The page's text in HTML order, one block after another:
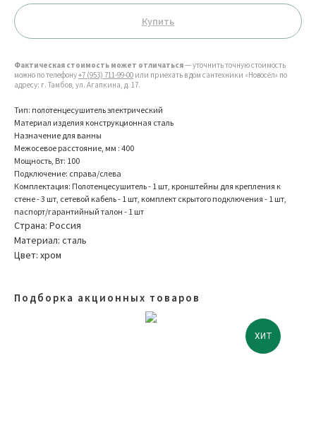
Купить
Фактическая стоимость может отличаться— уточнить точную стоимость
можно по телефону+7 (953) 711-99-00 или приехать в дом сантехники «Новосёл» по
адресу: г. Тамбов, ул. Агапкина, д. 17.
Тип: полотенцесушитель электрический
Материал изделия конструкционная сталь
Назначение для ванны
Межосевое расстояние, мм : 400
Мощность, Вт: 100
Подключение: справа/слева
Комплектация: Полотенцесушитель - 1 шт, кронштейны для крепления к
стене - 3 шт, сетевой кабель - 1 шт, комплект скрытого подключения - 1 шт,
паспорт/гарантийный талон - 1 шт
Страна: Россия
Материал: сталь
Цвет: хром
Подборка акционных товаров
ХИТ